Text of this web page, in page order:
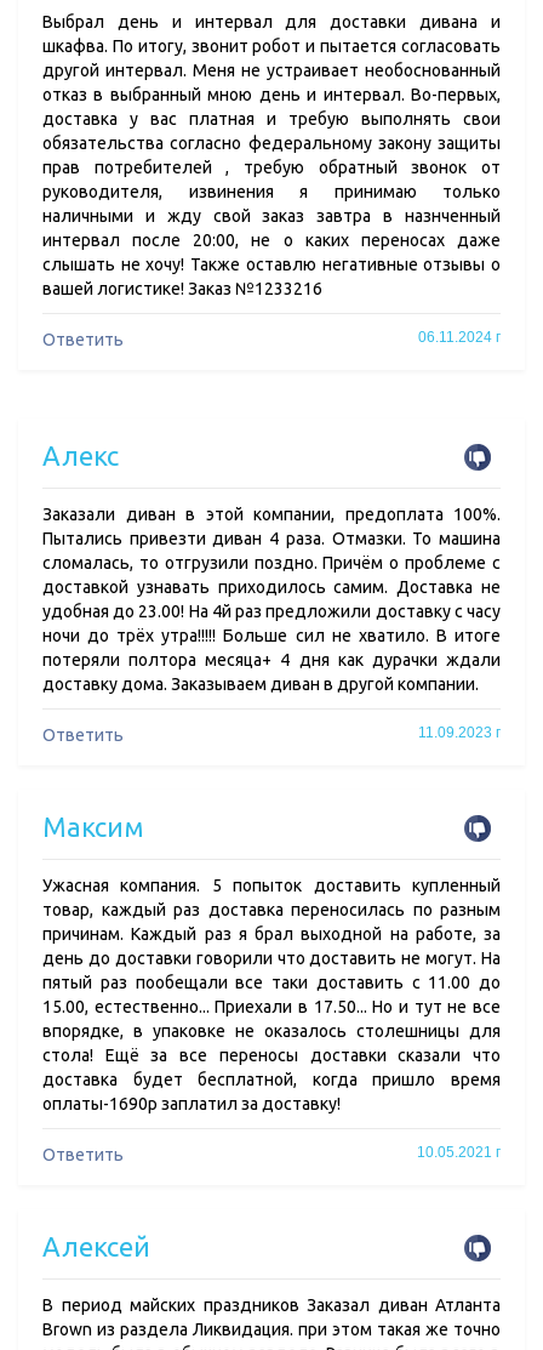
Выбрал день и интервал для доставки дивана и
шкафва. По итогу, звонит робот и пытается согласовать
другой интервал. Меня не устраивает необоснованный
отказ в выбранный мною день и интервал. Во-первых,
доставка у вас платная и требую выполнять свои
обязательства согласно федеральному закону защиты
прав потребителей , требую обратный звонок от
руководителя, извинения я принимаю только
наличными и жду свой заказ завтра в назнченный
интервал после 20:00, не о каких переносах даже
слышать не хочу! Также оставлю негативные отзывы о
вашей логистике! Заказ №1233216
Ответить 06.11.2024 г
Алекс
Заказали диван в этой компании, предоплата 100%.
Пытались привезти диван 4 раза. Отмазки. То машина
сломалась, то отгрузили поздно. Причём о проблеме с
доставкой узнавать приходилось самим. Доставка не
удобная до 23.00! На 4й раз предложили доставку с часу
ночи до трёх утра!!!!! Больше сил не хватило. В итоге
потеряли полтора месяца+ 4 дня как дурачки ждали
доставку дома. Заказываем диван в другой компании.
Ответить 11.09.2023 г
Максим
Ужасная компания. 5 попыток доставить купленный
товар, каждый раз доставка переносилась по разным
причинам. Каждый раз я брал выходной на работе, за
день до доставки говорили что доставить не могут. На
пятый раз пообещали все таки доставить с 11.00 до
15.00, естественно... Приехали в 17.50... Но и тут не все
впорядке, в упаковке не оказалось столешницы для
стола! Ещё за все переносы доставки сказали что
доставка будет бесплатной, когда пришло время
оплаты-1690р заплатил за доставку!
Ответить 10.05.2021 г
Алексей
В период майских праздников Заказал диван Атланта
Brown из раздела Ликвидация. при этом такая же точно